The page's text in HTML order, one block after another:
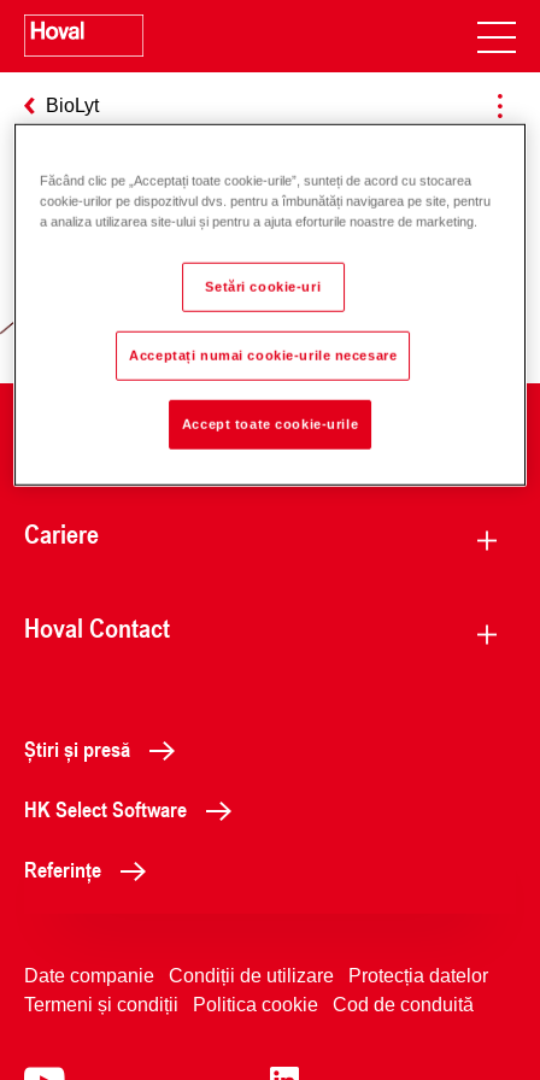
BioLyt
Responsabilitate pentru energie și
mediu
Cariere
Hoval Contact
Știri și presă
HK Select Software
Referințe
Date companie Condiții de utilizare
Protecția datelor
Termeni și condiții
Politica cookie Cod de conduită
Făcând clic pe „Acceptați toate cookie-urile”, sunteți de acord cu stocarea
cookie-urilor pe dispozitivul dvs. pentru a îmbunătăți navigarea pe site, pentru
a analiza utilizarea site-ului și pentru a ajuta eforturile noastre de marketing.
Setări cookie-uri
Acceptați numai cookie-urile necesare
Accept toate cookie-urile